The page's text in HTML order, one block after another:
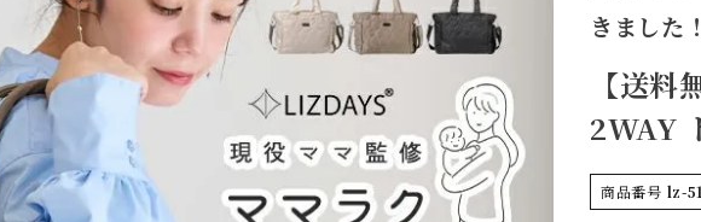
きました
【送
2WAY
商品番号 lz-